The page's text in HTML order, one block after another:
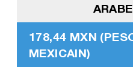
178,44 MXN
MEXICAIN)